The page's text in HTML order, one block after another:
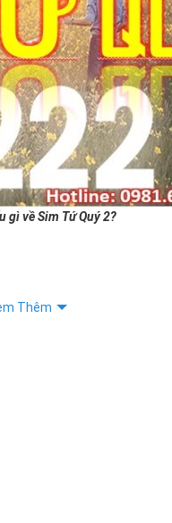
gì về Sim Tứ Quý 2?
Thêm